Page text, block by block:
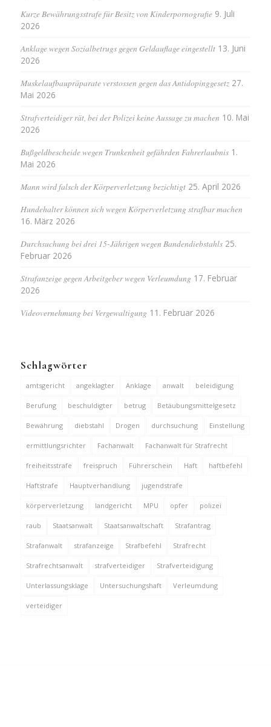
Kurze Bewährungsstrafe für Besitz von Kinderpornografie 9. Juli
2026
Anklage wegen Sozialbetrugs gegen Geldauflage eingestellt 13. Juni
2026
Muskelaufbaupräparate verstossen gegen das Antidopinggesetz 27.
Mai 2026
Strafverteidiger rät, bei der Polizei keine Aussage zu machen 10. Mai
2026
Bußgeldbescheide wegen Trunkenheit gefährden Fahrerlaubnis 1.
Mai 2026
Mann wird falsch der Körperverletzung bezichtigt 25. April 2026
Hundehalter können sich wegen Körperverletzung strafbar machen
16. März 2026
Durchsuchung bei drei 15-Jährigen wegen Bandendiebstahls 25.
Februar 2026
Strafanzeige gegen Arbeitgeber wegen Verleumdung 17. Februar
2026
Videovernehmung bei Vergewaltigung 11. Februar 2026
Schlagwörter
amtsgericht angeklagter Anklage anwalt beleidigung
Berufung beschuldigter betrug Betäubungsmittelgesetz
Bewährung diebstahl Drogen durchsuchung Einstellung
ermittlungsrichter Fachanwalt Fachanwalt für Strafrecht
freiheitsstrafe freispruch Führerschein Haft haftbefehl
Haftstrafe Hauptverhandlung jugendstrafe
körperverletzung landgericht MPU opfer polizei
raub Staatsanwalt Staatsanwaltschaft Strafantrag
Strafanwalt strafanzeige Strafbefehl Strafrecht
Strafrechtsanwalt strafverteidiger Strafverteidigung
Unterlassungsklage Untersuchungshaft Verleumdung
verteidiger